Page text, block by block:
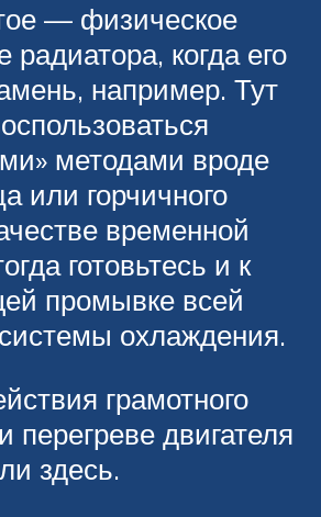
— физическое
радиатора, когда его
например. Тут
методами вроде
или горчичного
временной
готовьтесь и к
промывке всей
охлаждения.
грамотного
перегреве двигателя
здесь.